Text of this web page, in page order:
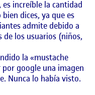
increíble la cantidad
dices, ya que es
admite debido a
de los usuarios (niños,
la «mustache
google una imagen
Nunca lo había visto.